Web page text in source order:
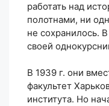
работать над
полотнами, ни
не сохранилось.
своей
В 1939 г. они
факультет
института. Но